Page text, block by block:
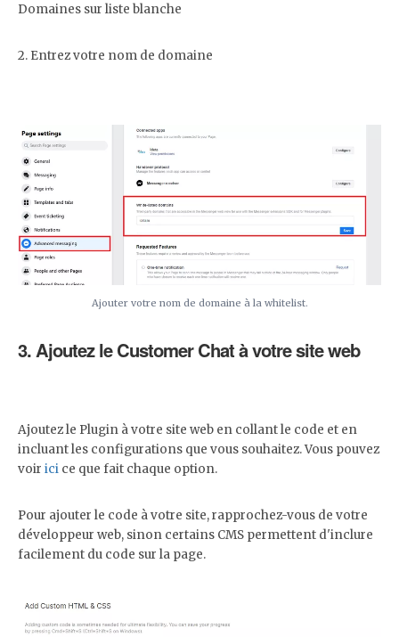
Domaines sur liste blanche
2. Entrez votre nom de domaine
Ajouter votre nom de domaine à la whitelist.
3. Ajoutez le Customer Chat à votre site web
Ajoutez le Plugin à votre site web en collant le code et en
incluant les configurations que vous souhaitez. Vous pouvez
voir ici ce que fait chaque option.
Pour ajouter le code à votre site, rapprochez-vous de votre
développeur web, sinon certains CMS permettent d'inclure
facilement du code sur la page.